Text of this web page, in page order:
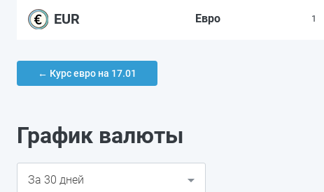
EUR Евро 1
← Курс евро на 17.01
График валюты